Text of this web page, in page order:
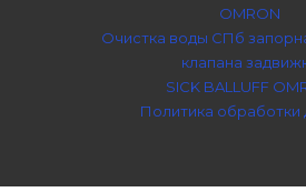
OMRON
Очистка воды СПб
клапана
SICK BALLUFF
Политика обработки